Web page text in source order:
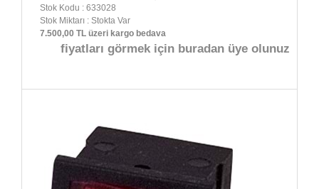
Stok Kodu : 633028
Stok Miktarı : Stokta Var
7.500,00 TL üzeri kargo bedava
fiyatları görmek için buradan üye olunuz